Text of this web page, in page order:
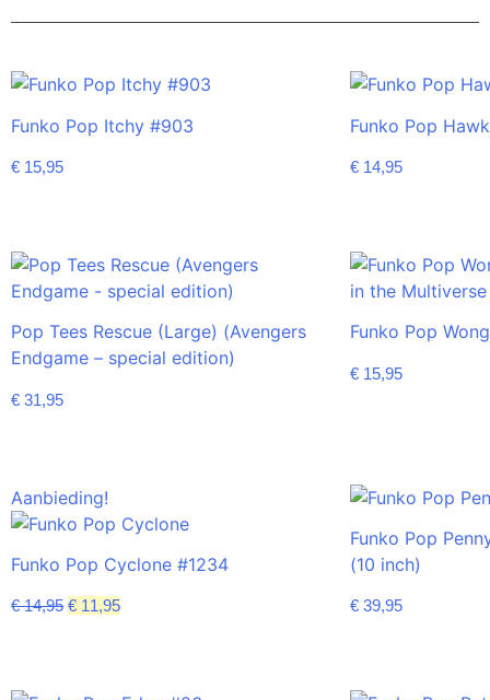
Funko Pop Itchy #903
€ 15,95
Funko Pop
€ 14,95
Pop Tees Rescue (Large) (Avengers
Endgame – special edition)
€ 31,95
Funko Pop
€ 15,95
Aanbieding!
Funko Pop Cyclone #1234
€14,95 € 11,95
Funko Pop
(10 inch)
€ 39,95